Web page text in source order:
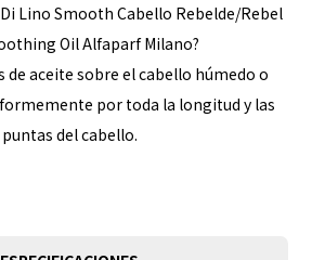
Lino Smooth Cabello Rebelde/Rebel
Oil Alfaparf Milano?
de aceite sobre el cabello húmedo o
por toda la longitud y las
puntas del cabello.